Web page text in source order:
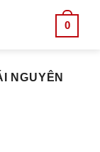
0
NGUYÊN